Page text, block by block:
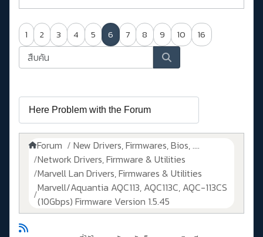
1 2 3 4 5 6 7 8 9 10 16
Forum
New Drivers, Firmwares, Bios, ....
Network Drivers, Firmware & Utilities
Marvell Lan Drivers, Firmwares & Utilities
Marvell/Aquantia AQC113, AQC113C, AQC-113CS
(10Gbps) Firmware Version 1.5.45